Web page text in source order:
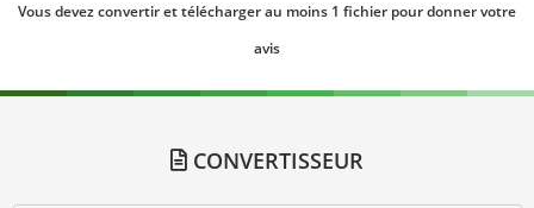
Vous devez convertir et télécharger au moins 1 fichier pour donner votre
avis
CONVERTISSEUR